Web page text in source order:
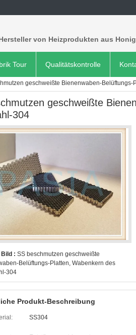
von Heizprodukten aus
Tour Qualitätskontrolle
geschweißte Bienenwaben-
geschweißte
304
: SS beschmutzen geschweißte
Belüftungs-Platten, Wabenkern des
304
Produkt-Beschreibung
SS304